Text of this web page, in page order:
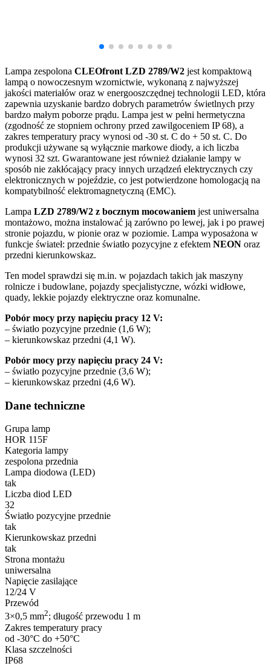
Lampa zespolona CLEOfront LZD 2789/W2 jest kompaktową
lampą o nowoczesnym wzornictwie, wykonaną z najwyższej
jakości materiałów oraz w energooszczędnej technologii LED, która
zapewnia uzyskanie bardzo dobrych parametrów świetlnych przy
bardzo małym poborze prądu. Lampa jest w pełni hermetyczna
(zgodność ze stopniem ochrony przed zawilgoceniem IP 68), a
zakres temperatury pracy wynosi od -30 st. C do + 50 st. C. Do
produkcji używane są wyłącznie markowe diody, a ich liczba
wynosi 32 szt. Gwarantowane jest również działanie lampy w
sposób nie zakłócający pracy innych urządzeń elektrycznych czy
elektronicznych w pojeździe, co jest potwierdzone homologacją na
kompatybilność elektromagnetyczną (EMC).
Lampa LZD 2789/W2 z bocznym mocowaniem jest uniwersalna
montażowo, można instalować ją zarówno po lewej, jak i po prawej
stronie pojazdu, w pionie oraz w poziomie. Lampa wyposażona w
funkcje świateł: przednie światło pozycyjne z efektem NEON oraz
przedni kierunkowskaz.
Ten model sprawdzi się m.in. w pojazdach takich jak maszyny
rolnicze i budowlane, pojazdy specjalistyczne, wózki widłowe,
quady, lekkie pojazdy elektryczne oraz komunalne.
Pobór mocy przy napięciu pracy 12 V:
– światło pozycyjne przednie (1,6 W);
– kierunkowskaz przedni (4,1 W).
Pobór mocy przy napięciu pracy 24 V:
– światło pozycyjne przednie (3,6 W);
– kierunkowskaz przedni (4,6 W).
Dane techniczne
Grupa lamp
HOR 115F
Kategoria lampy
zespolona przednia
Lampa diodowa (LED)
tak
Liczba diod LED
32
Światło pozycyjne przednie
tak
Kierunkowskaz przedni
tak
Strona montażu
uniwersalna
Napięcie zasilające
12/24 V
Przewód
3×0,5 mm2; długość przewodu 1 m
Zakres temperatury pracy
od -30°C do +50°C
Klasa szczelności
IP68